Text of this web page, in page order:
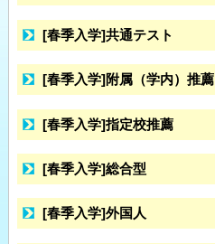
[春季入学]共通テスト
[春季入学]附属（学内）推薦
[春季入学]指定校推薦
[春季入学]総合型
[春季入学]外国人